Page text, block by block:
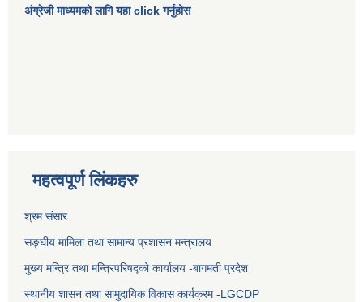
अंग्रेजी माध्यमको लागि यहा click गर्नुहोस
महत्वपूर्ण लिंकहरु
श्रम संसार
सङ्घीय मामिला तथा सामान्य प्रशासन मन्त्रालय
मुख्य मन्त्रि तथा मन्त्रिपरिषद्को कार्यालय -बागमती प्रदेश
स्थानीय शासन तथा सामुदायिक विकास कार्यक्रम -LGCDP